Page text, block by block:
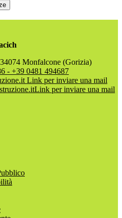
Monfalcone (Gorizia)
- +39 0481 494687
Link per inviare una mail
Link per inviare una mail